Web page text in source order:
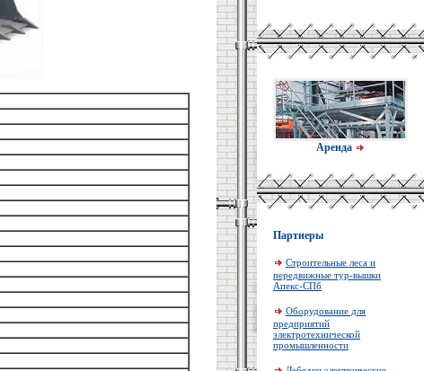
Аренда
Партнеры
Строительные леса и
передвижные тур-вышки
Апекс-СПб
Оборудование для
предприятий
электротехнической
промышленности